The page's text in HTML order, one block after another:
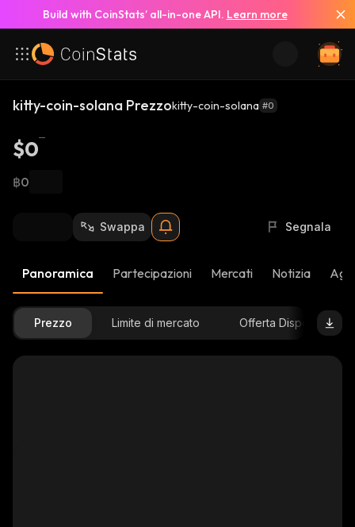
Build with CoinStats’ all-in-one API. Learn more
kitty-coin-solana Prezzokitty-coin-solana #0
$0
฿0
Swappa Segnala
Panoramica Partecipazioni Mercati Notizia
Prezzo Limite di mercato Offerta Disponibile